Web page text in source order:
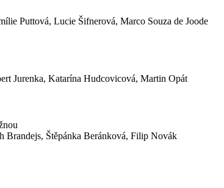
Puttová, Lucie Šifnerová, Marco Souza de Joode
Jurenka, Katarína Hudcovicová, Martin Opát
Brandejs, Štěpánka Beránková, Filip Novák